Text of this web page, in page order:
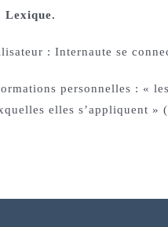
Lexique.
: Internaute se
personnelles : «
elles s’appliquent